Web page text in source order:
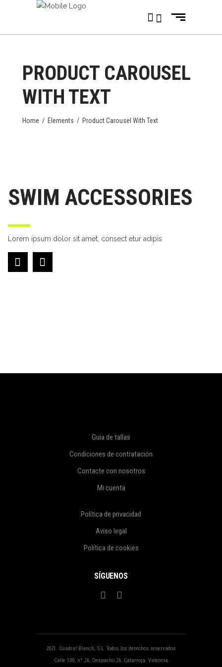
PRODUCT CAROUSEL
WITH TEXT
Home / Elements / Product Carousel With Text
SWIM ACCESSORIES
Lorem ipsum dolor sit amet, consect etur adipis
Guia de tallas
Condiciones de contratación
Contacte con nosotros
Mi cuenta
Política de privacidad
Aviso legal
Política de cookies
SÍGUENOS
2021. Cuadrat Blanch, S.L. Todos los derechos reservados
Calle 100, nº 26. Despacho 26. Catarroja. Valencia